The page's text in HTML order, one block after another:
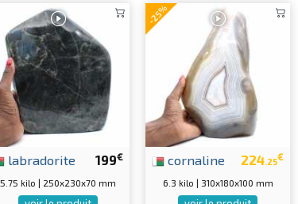
199€
labradorite
5.75 kilo | 250x230x70 mm
-25%
224.25€
cornaline
6.3 kilo | 310x180x100 mm